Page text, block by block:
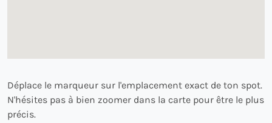
Déplace le marqueur sur l'emplacement exact de ton spot.
N'hésites pas à bien zoomer dans la carte pour être le plus
précis.